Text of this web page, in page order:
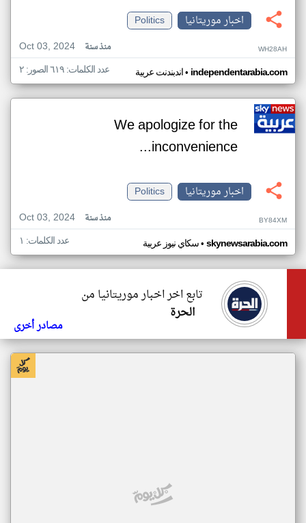
اخبار موريتانيا
Politics
Oct 03, 2024
منذ سنة WH28AH
اندبندنت عربية• independentarabia.com عدد الكلمات: ٦١٩ الصور: ٢
We apologize for the
inconvenience...
اخبار موريتانيا
Politics
Oct 03, 2024
منذ سنة BY84XM
سكاي نيوز عربية• skynewsarabia.com عدد الكلمات: ١
تابع اخر اخبار موريتانيا من
الحرة
مصادر أخرى